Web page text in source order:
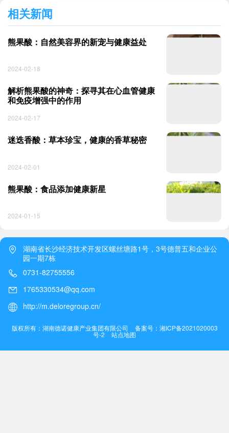
相关新闻
熊果酸：自然美容界的新宠与健康益处
2024-02-18
解析熊果酸的神奇：探寻其在心血管健康
和免疫增强中的作用
2024-02-17
迷迭香酸：草本珍宝，健康的香草秘密
2024-02-01
熊果酸：食品添加健康新星
2024-01-15
湖南省长沙经济技术开发区螺丝塘路1号，3号德普五和企业公
园一期7栋
0731-82755556
1765330534@qq.com
http://m.deloregroup.cn/
版权所有：湖南德诺健康产业集团有限公司 备案号：湘ICP备2021020003
号-2 站点地图